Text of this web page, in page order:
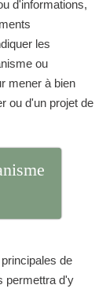
d'informations,
les
ou
mener à bien
ou d'un projet de
de
permettra d'y